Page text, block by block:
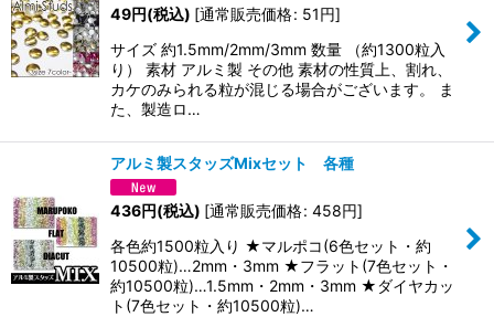
49円(税込) [通常販売価格: 51円]
サイズ 約1.5mm/2mm/3mm 数量 （約1300粒入
り） 素材 アルミ製 その他 素材の性質上、割れ、
カケのみられる粒が混じる場合がございます。 ま
た、製造ロ…
アルミ製スタッズMixセット 各種
436円(税込) [通常販売価格: 458円]
各色約1500粒入り ★マルポコ(6色セット・約
10500粒)…2mm・3mm ★フラット(7色セット・
約10500粒)…1.5mm・2mm・3mm ★ダイヤカッ
ト(7色セット・約10500粒)…